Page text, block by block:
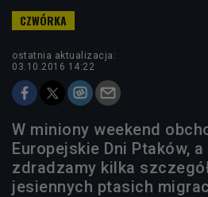
ostatnia aktualizacja:
03.10.2016 14:22
W miniony weekend
Europejskie Dni Ptaków,
zdradzamy kilka
jesiennych ptasich